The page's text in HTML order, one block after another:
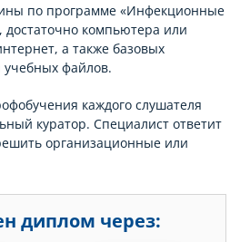
по программе «Инфекционные
достаточно компьютера или
а также базовых
файлов.
каждого слушателя
куратор. Специалист ответит
организационные или
диплом через: